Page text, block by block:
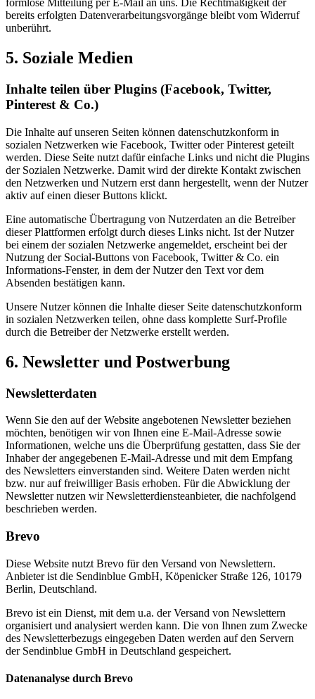
formlose Mitteilung per E-Mail an uns. Die Rechtmäßigkeit der
bereits erfolgten Datenverarbeitungsvorgänge bleibt vom Widerruf
unberührt.
5. Soziale Medien
Inhalte teilen über Plugins (Facebook, Twitter,
Pinterest & Co.)
Die Inhalte auf unseren Seiten können datenschutzkonform in
sozialen Netzwerken wie Facebook, Twitter oder Pinterest geteilt
werden. Diese Seite nutzt dafür einfache Links und nicht die Plugins
der Sozialen Netzwerke. Damit wird der direkte Kontakt zwischen
den Netzwerken und Nutzern erst dann hergestellt, wenn der Nutzer
aktiv auf einen dieser Buttons klickt.
Eine automatische Übertragung von Nutzerdaten an die Betreiber
dieser Plattformen erfolgt durch dieses Links nicht. Ist der Nutzer
bei einem der sozialen Netzwerke angemeldet, erscheint bei der
Nutzung der Social-Buttons von Facebook, Twitter & Co. ein
Informations-Fenster, in dem der Nutzer den Text vor dem
Absenden bestätigen kann.
Unsere Nutzer können die Inhalte dieser Seite datenschutzkonform
in sozialen Netzwerken teilen, ohne dass komplette Surf-Profile
durch die Betreiber der Netzwerke erstellt werden.
6. Newsletter und Postwerbung
Newsletter­daten
Wenn Sie den auf der Website angebotenen Newsletter beziehen
möchten, benötigen wir von Ihnen eine E-Mail-Adresse sowie
Informationen, welche uns die Überprüfung gestatten, dass Sie der
Inhaber der angegebenen E-Mail-Adresse und mit dem Empfang
des Newsletters einverstanden sind. Weitere Daten werden nicht
bzw. nur auf freiwilliger Basis erhoben. Für die Abwicklung der
Newsletter nutzen wir Newsletterdiensteanbieter, die nachfolgend
beschrieben werden.
Brevo
Diese Website nutzt Brevo für den Versand von Newslettern.
Anbieter ist die Sendinblue GmbH, Köpenicker Straße 126, 10179
Berlin, Deutschland.
Brevo ist ein Dienst, mit dem u.a. der Versand von Newslettern
organisiert und analysiert werden kann. Die von Ihnen zum Zwecke
des Newsletterbezugs eingegeben Daten werden auf den Servern
der Sendinblue GmbH in Deutschland gespeichert.
Datenanalyse durch Brevo